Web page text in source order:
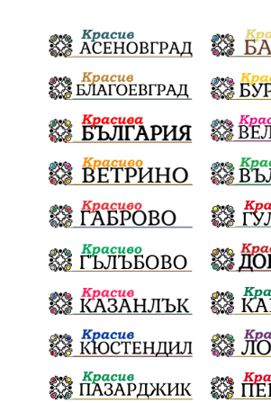
благотворителна инициатива
Електронният прием започва
Ще има ли присъда Ден на
стопанство „Храна от село“
„Отваряне на града към морето“
Негодна за пиене вода във
цялостно обновяване Музеъ на
и прилежащия парк в Девня